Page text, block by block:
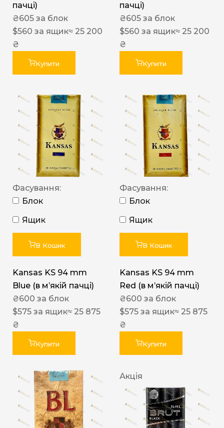
пачці)
₴605 за блок
$560 за ящик≈ 25 200
₴
Купити
пачці)
₴605 за блок
$560 за ящик≈ 25 200
₴
Купити
Фасування:
Блок
Ящик
В Кошик
Kansas KS 94 mm
Blue (в мʼякій пачці)
₴600 за блок
$575 за ящик≈ 25 875
₴
Купити
Фасування:
Блок
Ящик
В Кошик
Kansas KS 94 mm
Red (в мʼякій пачці)
₴600 за блок
$575 за ящик≈ 25 875
₴
Купити
Акція